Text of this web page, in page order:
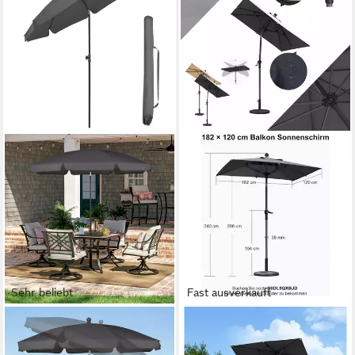
Sehr beliebt
SEKEY
Balkonschirm 200cm
Fast ausverkauft
PURPLE LEAF
Sonnenschirm Balkonschirm